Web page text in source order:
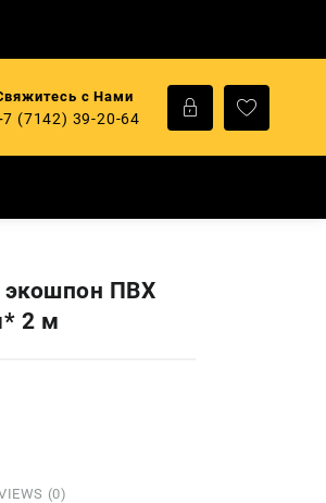
с Нами
(7142) 39-20-64
экошпон ПВХ
2 м
(0)